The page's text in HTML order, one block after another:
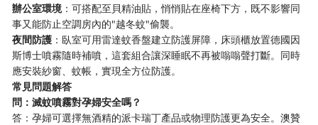
辦公室環境：可搭配至貝精油貼，悄悄貼在座椅下方，既不影響同
事又能防止空調房內的"越冬蚊"偷襲。
夜間防護 ：臥室可用雷達蚊香盤建立防護屏障，床頭櫃放置德國因
斯博士噴霧隨時補噴，這套組合讓深睡眠不再被嗡嗡聲打斷。同時
應安裝紗窗、蚊帳，實現全方位防護。
常見問題解答
問：滅蚊噴霧對孕婦安全嗎？
答：孕婦可選擇無酒精的派卡瑞丁產品或物理防護更為安全。澳贊